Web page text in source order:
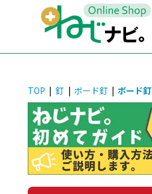
TOP | 釘 | ボード釘 | ボード釘